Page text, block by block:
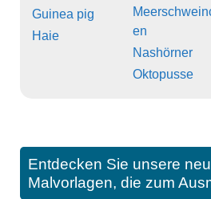
Guinea pig
Haie
en
Nashörner
Oktopusse
Entdecken Sie unsere
Malvorlagen, die zum